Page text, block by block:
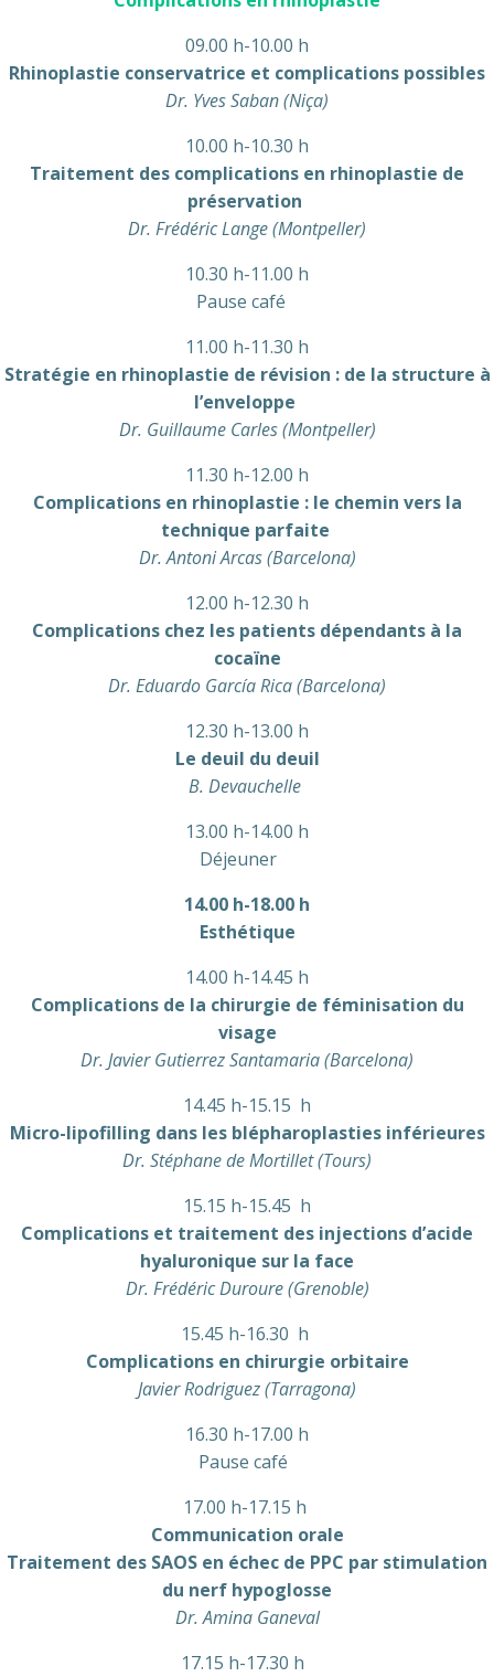
09.00 h-10.00 h
Rhinoplastie conservatrice et complications possibles
Dr. Yves Saban (Niça)
10.00 h-10.30 h
Traitement des complications en rhinoplastie de
préservation
Dr. Frédéric Lange (Montpeller)
10.30 h-11.00 h
Pause café
11.00 h-11.30 h
Stratégie en rhinoplastie de révision : de la structure à
l’enveloppe
Dr. Guillaume Carles (Montpeller)
11.30 h-12.00 h
Complications en rhinoplastie : le chemin vers la
technique parfaite
Dr. Antoni Arcas (Barcelona)
12.00 h-12.30 h
Complications chez les patients dépendants à la
cocaïne
Dr. Eduardo García Rica (Barcelona)
12.30 h-13.00 h
Le deuil du deuil
B. Devauchelle
13.00 h-14.00 h
Déjeuner
14.00 h-18.00 h
Esthétique
14.00 h-14.45 h
Complications de la chirurgie de féminisation du
visage
Dr. Javier Gutierrez Santamaria (Barcelona)
14.45 h-15.15 h
Micro-lipofilling dans les blépharoplasties inférieures
Dr. Stéphane de Mortillet (Tours)
15.15 h-15.45 h
Complications et traitement des injections d’acide
hyaluronique sur la face
Dr. Frédéric Duroure (Grenoble)
15.45 h-16.30 h
Complications en chirurgie orbitaire
Javier Rodriguez (Tarragona)
16.30 h-17.00 h
Pause café
17.00 h-17.15 h
Communication orale
Traitement des SAOS en échec de PPC par stimulation
du nerf hypoglosse
Dr. Amina Ganeval
17.15 h-17.30 h